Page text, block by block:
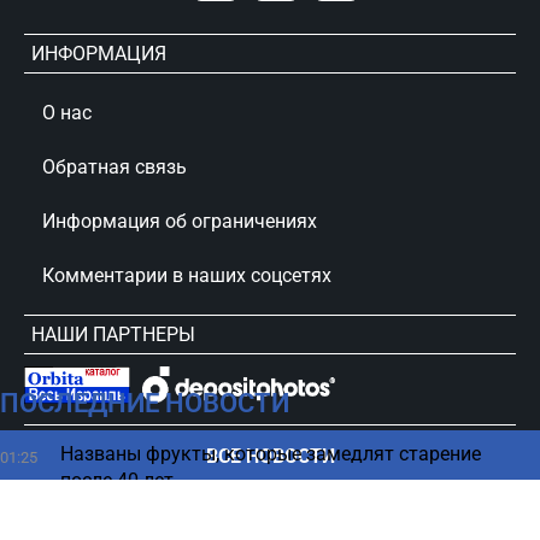
ПОСЛЕДНИЕ НОВОСТИ
01:25
Названы фрукты, которые замедлят старение
после 40 лет
ВСЕ НОВОСТИ
ИНФОРМАЦИЯ
О нас
Обратная связь
Информация об ограничениях
Комментарии в наших соцсетях
НАШИ ПАРТНЕРЫ
сursorinfo.co.il © Все права защищены